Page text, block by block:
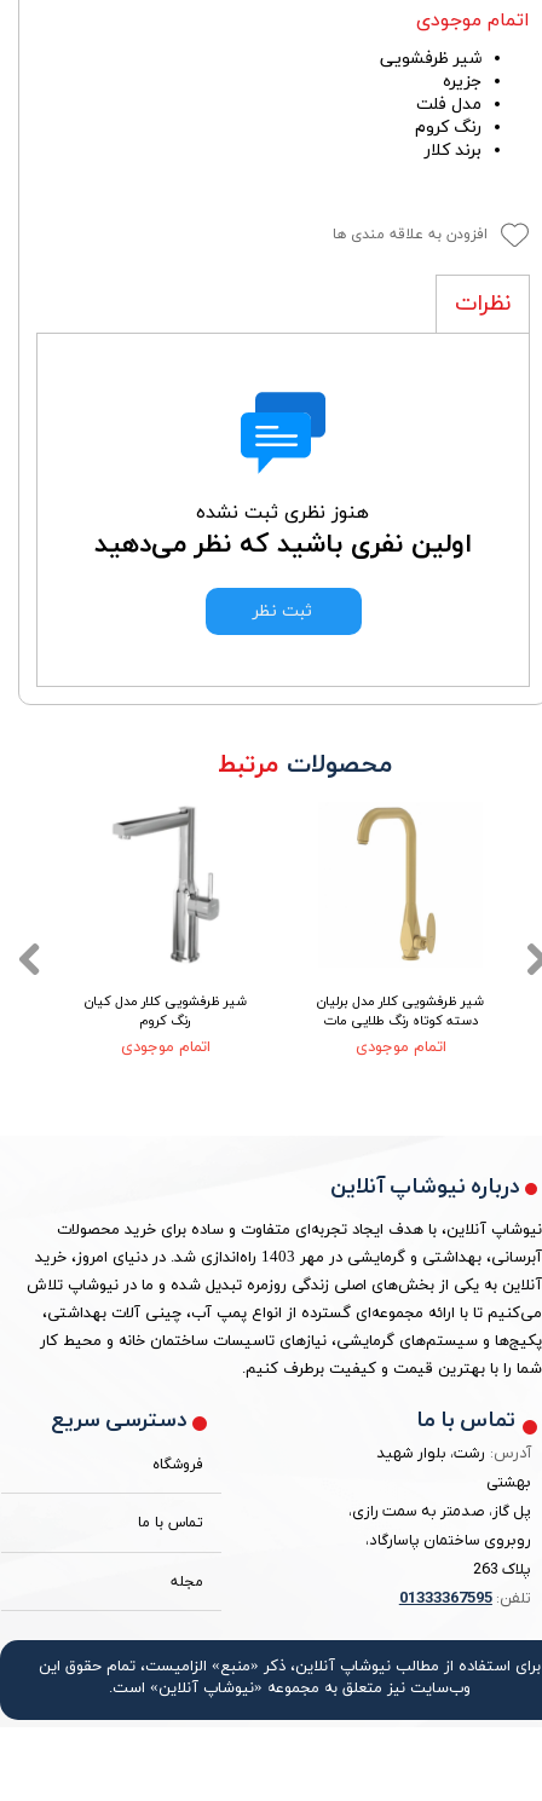
اتمام موجودی
شیر ظرفشویی
جزیره
مدل فلت
رنگ کروم
برند کلار
افزودن به علاقه مندی ها
نظرات
هنوز نظری ثبت نشده
اولین نفری باشید که نظر می‌دهید
ثبت نظر
شیر ظرفشویی کلار مدل کیان
رنگ کروم
اتمام موجودی
شیر ظرفشویی کلار مدل برلیان
دسته کوتاه رنگ طلایی مات
اتمام موجودی
محصولات مرتبط
برای استفاده از مطالب نیوشاپ آنلاین، ذکر «منبع» الزامیست، تمام حقوق اين
وب‌سايت نیز متعلق به مجموعه «نیوشاپ آنلاین» است.
درباره نیوشاپ آنلاین
نیوشاپ آنلاین، با هدف ایجاد تجربه‌ای متفاوت و ساده برای خرید محصولات
آبرسانی، بهداشتی و گرمایشی در مهر 1403 راه‌اندازی شد. در دنیای امروز، خرید
آنلاین به یکی از بخش‌های اصلی زندگی روزمره تبدیل شده و ما در نیوشاپ تلاش
می‌کنیم تا با ارائه مجموعه‌ای گسترده از انواع پمپ آب، چینی آلات بهداشتی،
پکیج‌ها و سیستم‌های گرمایشی، نیازهای تاسیسات ساختمان خانه و محیط کار
شما را با بهترین قیمت و کیفیت برطرف کنیم.
دسترسی سریع
فروشگاه
تماس با ما
مجله
تماس با ما
آدرس: رشت، بلوار شهید
بهشتی
پل گاز، صدمتر به سمت رازی،
روبروی ساختمان پاسارگاد،
پلاک 263
تلفن:
01333367595